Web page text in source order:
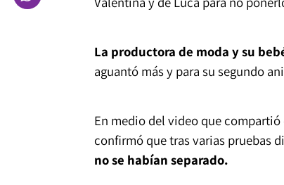
La productora de moda y su
aguantó más y para su segundo
En medio del video que
confirmó que tras varias pruebas
no se habían separado.